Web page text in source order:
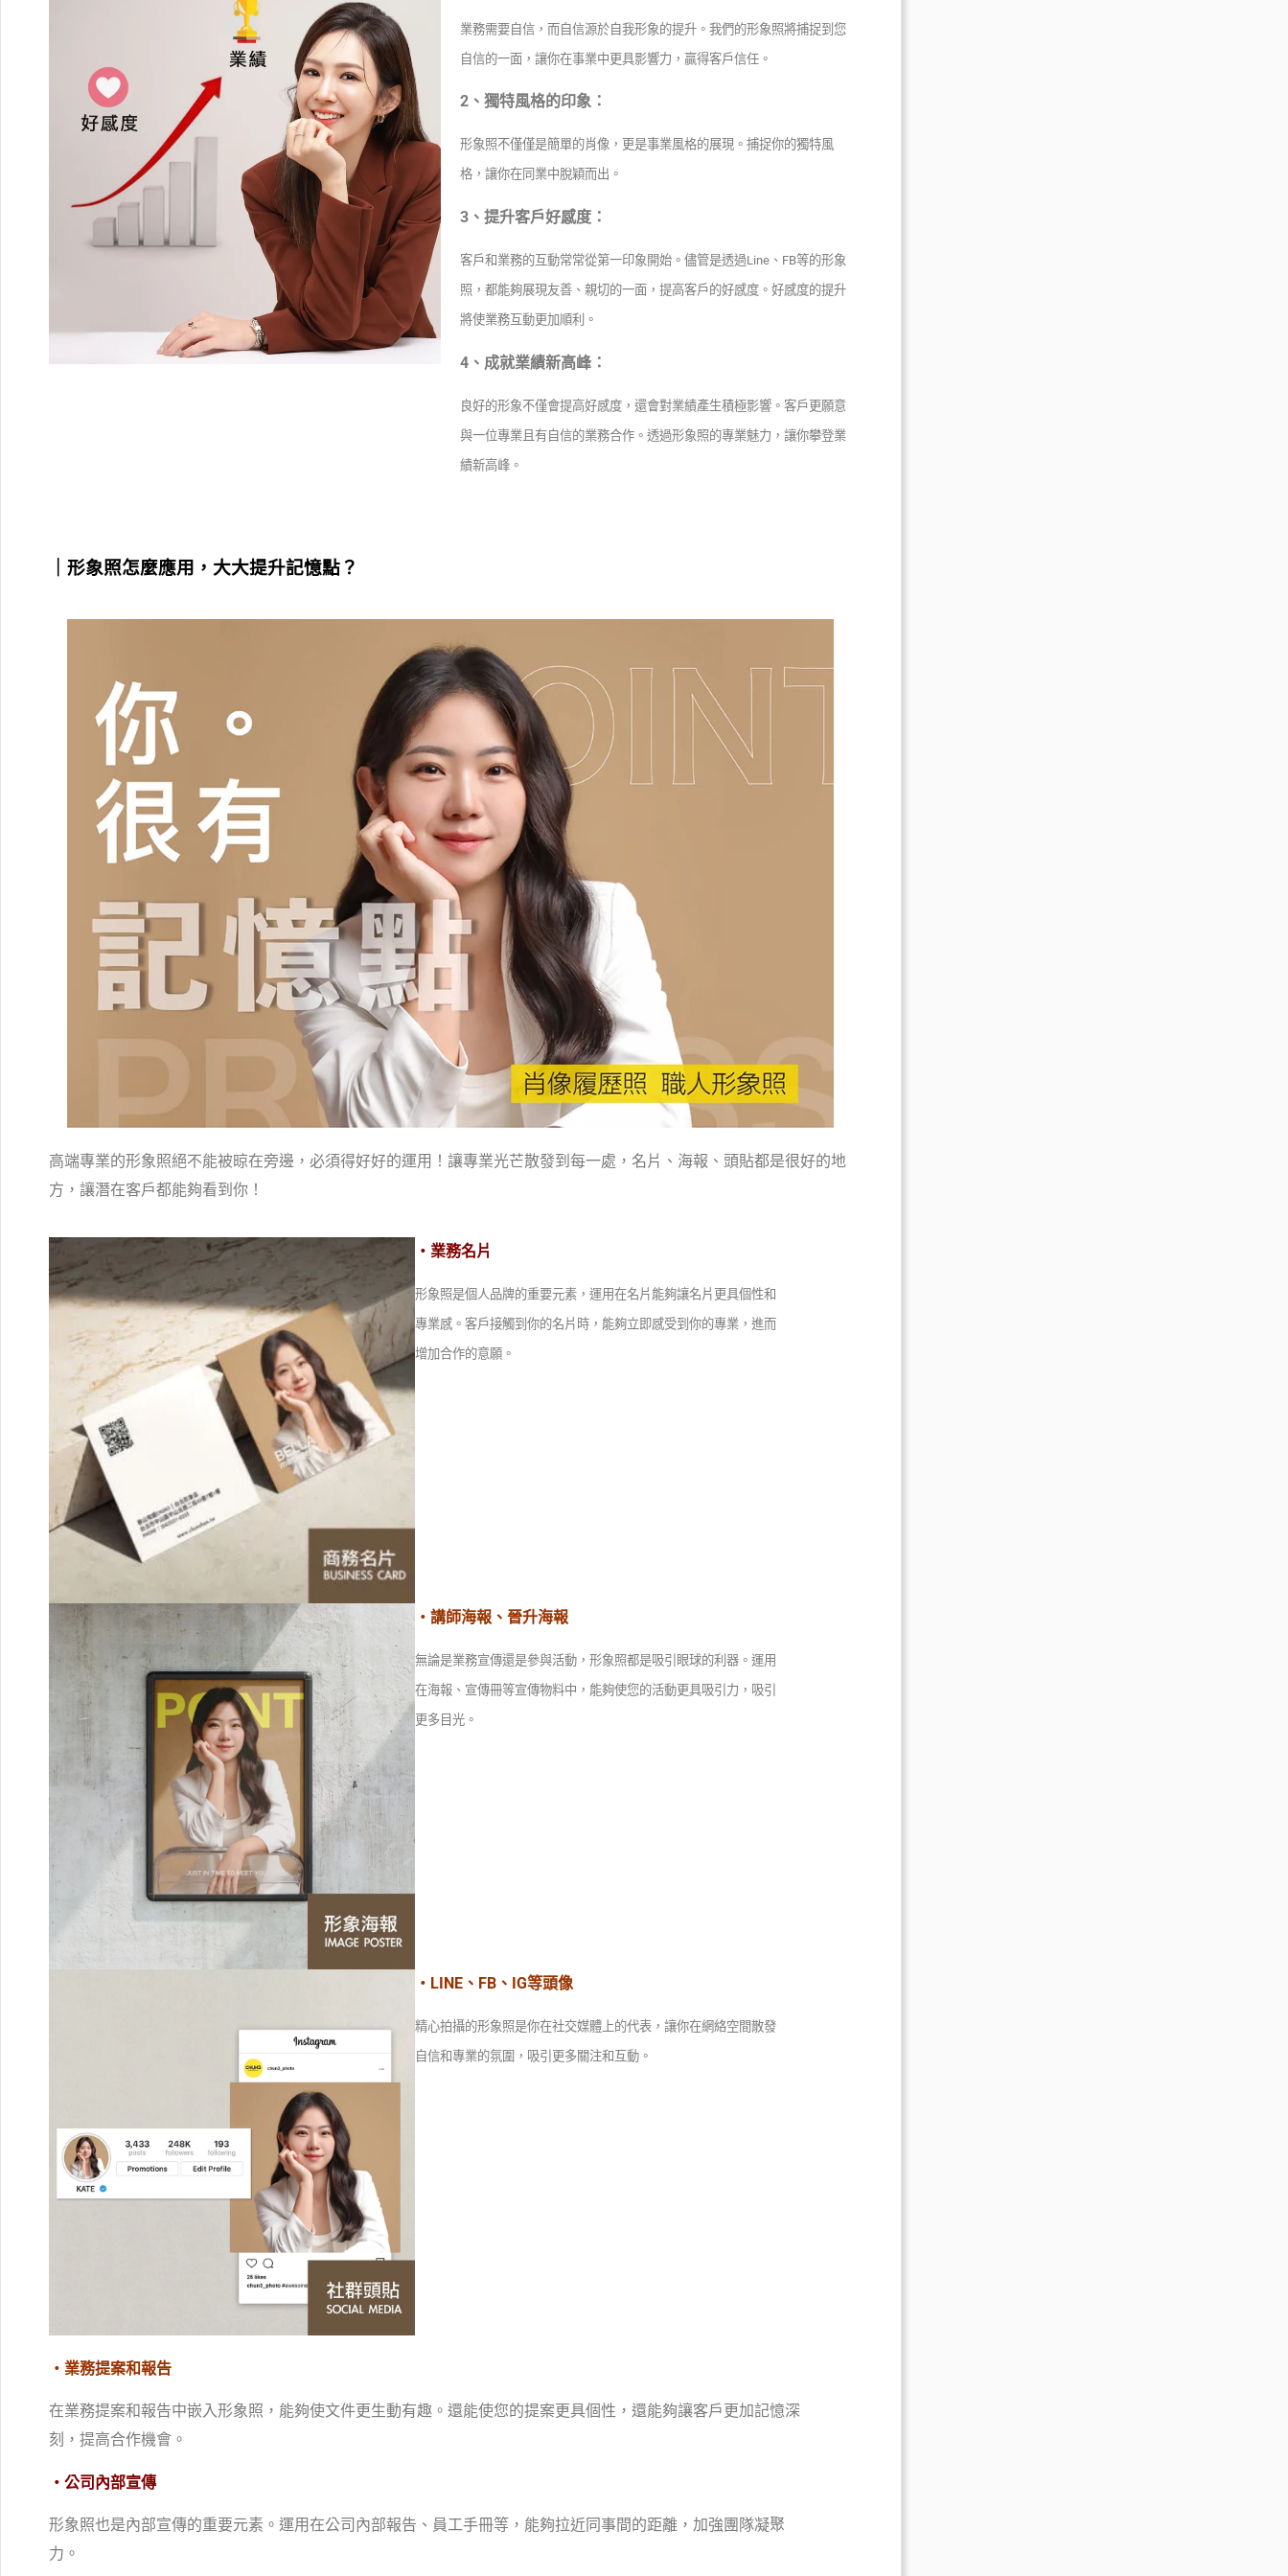
業務需要自信，而自信源於自我形象的提升。我們的形象照將捕捉到您
自信的一面，讓你在事業中更具影響力，贏得客戶信任。
2、獨特風格的印象：
形象照不僅僅是簡單的肖像，更是事業風格的展現。捕捉你的獨特風
格，讓你在同業中脫穎而出。
3、提升客戶好感度：
客戶和業務的互動常常從第一印象開始。儘管是透過Line、FB等的形象
照，都能夠展現友善、親切的一面，提高客戶的好感度。好感度的提升
將使業務互動更加順利。
4、成就業績新高峰：
良好的形象不僅會提高好感度，還會對業績產生積極影響。客戶更願意
與一位專業且有自信的業務合作。透過形象照的專業魅力，讓你攀登業
績新高峰。
形象照怎麼應用，大大提升記憶點？
高端專業的形象照絕不能被晾在旁邊，必須得好好的運用！讓專業光芒散發到每一處，名片、海報、頭貼都是很好的地
方，讓潛在客戶都能夠看到你！
・業務名片
形象照是個人品牌的重要元素，運用在名片能夠讓名片更具個性和
專業感。客戶接觸到你的名片時，能夠立即感受到你的專業，進而
增加合作的意願。
・講師海報、晉升海報
無論是業務宣傳還是參與活動，形象照都是吸引眼球的利器。運用
在海報、宣傳冊等宣傳物料中，能夠使您的活動更具吸引力，吸引
更多目光。
・LINE、FB、IG等頭像
精心拍攝的形象照是你在社交媒體上的代表，讓你在網絡空間散發
自信和專業的氛圍，吸引更多關注和互動。
・業務提案和報告
在業務提案和報告中嵌入形象照，能夠使文件更生動有趣。還能使您的提案更具個性，還能夠讓客戶更加記憶深
刻，提高合作機會。
・公司內部宣傳
形象照也是內部宣傳的重要元素。運用在公司內部報告、員工手冊等，能夠拉近同事間的距離，加強團隊凝聚
力。